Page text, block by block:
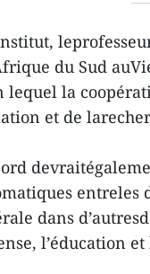
du Sud
lequel la
et de
entreles
dans
l’éducation